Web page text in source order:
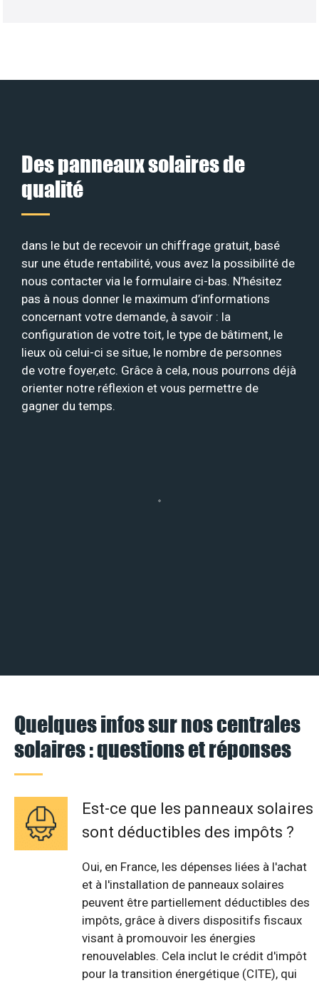
Des panneaux solaires de
qualité
dans le but de recevoir un chiffrage gratuit, basé
sur une étude rentabilité, vous avez la possibilité de
nous contacter via le formulaire ci-bas. N’hésitez
pas à nous donner le maximum d’informations
concernant votre demande, à savoir : la
configuration de votre toit, le type de bâtiment, le
lieux où celui-ci se situe, le nombre de personnes
de votre foyer,etc. Grâce à cela, nous pourrons déjà
orienter notre réflexion et vous permettre de
gagner du temps.
Quelques infos sur nos centrales
solaires : questions et réponses
Est-ce que les panneaux solaires
sont déductibles des impôts ?
Oui, en France, les dépenses liées à l'achat
et à l'installation de panneaux solaires
peuvent être partiellement déductibles des
impôts, grâce à divers dispositifs fiscaux
visant à promouvoir les énergies
renouvelables. Cela inclut le crédit d'impôt
pour la transition énergétique (CITE), qui